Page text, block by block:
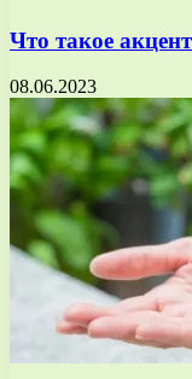
Что такое
08.06.2023